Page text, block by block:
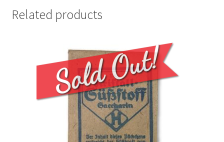
Related products